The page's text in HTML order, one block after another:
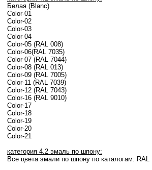
Белая (Blanc)
Color-01
Color-02
Color-03
Color-04
Color-05 (RAL 008)
Color-06(RAL 7035)
Color-07 (RAL 7044)
Color-08 (RAL 013)
Color-09 (RAL 7005)
Color-11 (RAL 7039)
Color-12 (RAL 7043)
Color-16 (RAL 9010)
Color-17
Color-18
Color-19
Color-20
Color-21
категория 4.2 эмаль по шпону:
Все цвета эмали по шпону по каталогам: